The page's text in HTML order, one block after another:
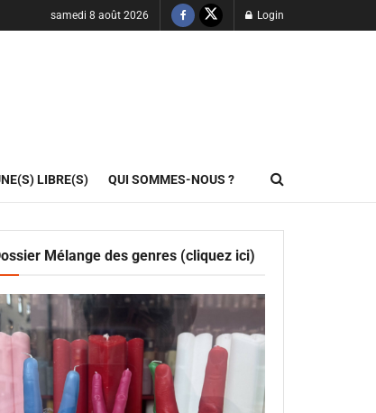
samedi 8 août 2026 Login
LIBRE(S) QUI SOMMES-NOUS ?
Mélange des genres (cliquez ici)